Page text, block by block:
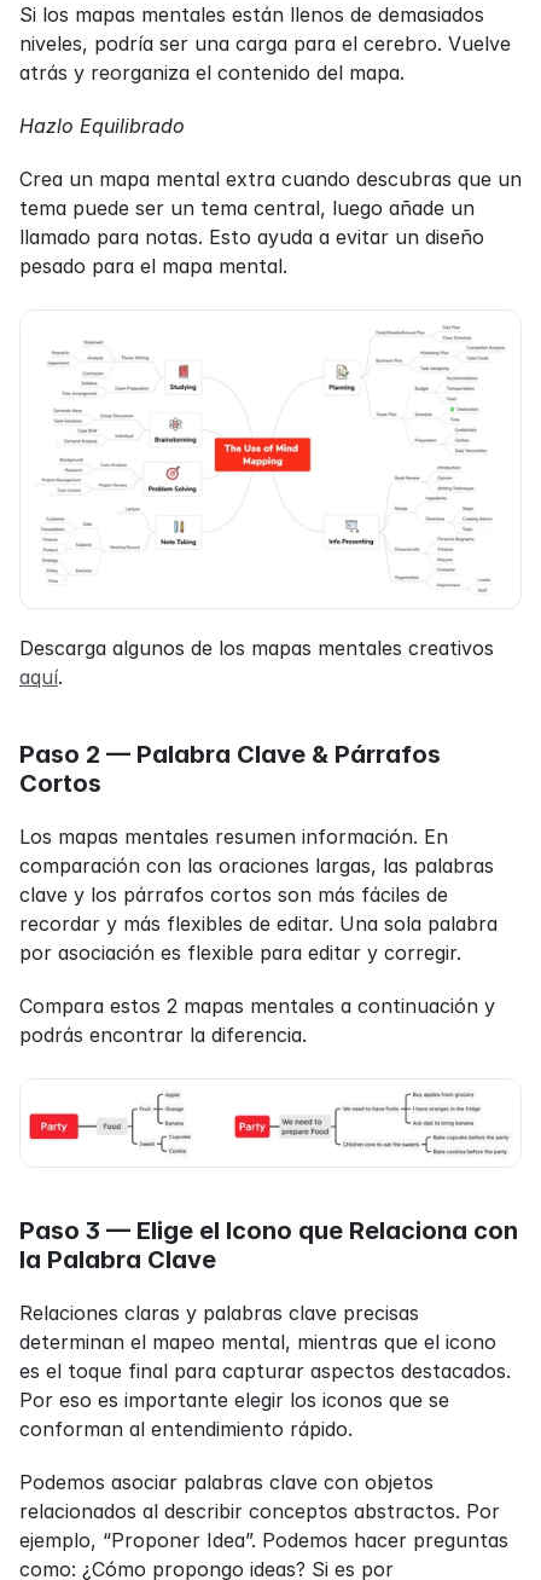
Si los mapas mentales están llenos de demasiados
niveles, podría ser una carga para el cerebro. Vuelve
atrás y reorganiza el contenido del mapa.
Hazlo Equilibrado
Crea un mapa mental extra cuando descubras que un
tema puede ser un tema central, luego añade un
llamado para notas. Esto ayuda a evitar un diseño
pesado para el mapa mental.
aquí.
Paso 2 — Palabra Clave & Párrafos
Cortos
Los mapas mentales resumen información. En
comparación con las oraciones largas, las palabras
clave y los párrafos cortos son más fáciles de
recordar y más flexibles de editar. Una sola palabra
por asociación es flexible para editar y corregir.
Compara estos 2 mapas mentales a continuación y
podrás encontrar la diferencia.
Paso 3 — Elige el Icono que Relaciona con
la Palabra Clave
Relaciones claras y palabras clave precisas
determinan el mapeo mental, mientras que el icono
es el toque final para capturar aspectos destacados.
Por eso es importante elegir los iconos que se
conforman al entendimiento rápido.
Podemos asociar palabras clave con objetos
relacionados al describir conceptos abstractos. Por
ejemplo, “Proponer Idea”. Podemos hacer preguntas
como: ¿Cómo propongo ideas? Si es por